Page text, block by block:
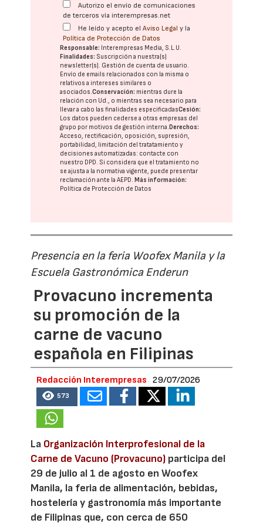
Autorizo el envío de comunicaciones
de terceros vía interempresas.net
He leído y acepto elAviso Legal y la
Política de Protección de Datos
Responsable: Interempresas Media, S.L.U.
Finalidades: Suscripción a nuestra(s)
newsletter(s). Gestión de cuenta de usuario.
Envío de emails relacionados con la misma o
relativos a intereses similares o
asociados.Conservación: mientras dure la
relación con Ud., o mientras sea necesario para
llevar a cabo las finalidades especificadasCesión:
Los datos pueden cederse a otras empresas del
grupo por motivos de gestión interna.Derechos:
Acceso, rectificación, oposición, supresión,
portabilidad, limitación del tratatamiento y
decisiones automatizadas: contacte con
nuestro DPD. Si considera que el tratamiento no
se ajusta a la normativa vigente, puede presentar
reclamación ante laAEPD.Más información:
Política de Protección de Datos
Presencia en la feria Woofex Manila y la
Escuela Gastronómica Enderun
Provacuno incrementa
su promoción de la
carne de vacuno
española en Filipinas
Redacción Interempresas 29/07/2026
573
La Organización Interprofesional de la
Carne de Vacuno (Provacuno) participa del
29 de julio al 1 de agosto en Woofex
Manila, la feria de alimentación, bebidas,
hostelería y gastronomía más importante
de Filipinas que, con cerca de 650